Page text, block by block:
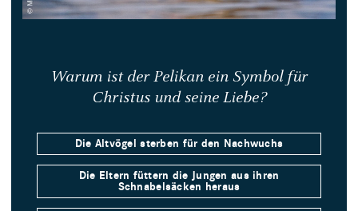
Warum ist der Pelikan ein Symbol für
Christus und seine Liebe?
Die Altvögel sterben für den Nachwuchs
Die Eltern füttern die Jungen aus ihren
Schnabelsäcken heraus